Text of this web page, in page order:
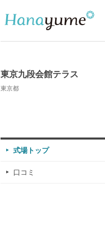
東京九段会館テラス
東京都
式場トップ
口コミ